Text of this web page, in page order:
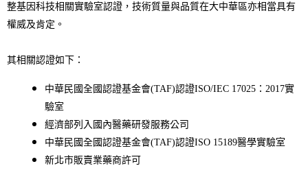
整基因科技相關實驗室認證，技術質量與品質在大中華區亦相當具有
權威及肯定。
其相關認證如下：
中華民國全國認證基金會(TAF)認證ISO/IEC 17025 ：2017實
驗室
經濟部列入國內醫藥研發服務公司
中華民國全國認證基金會(TAF)認證ISO 15189醫學實驗室
新北市販賣業藥商許可